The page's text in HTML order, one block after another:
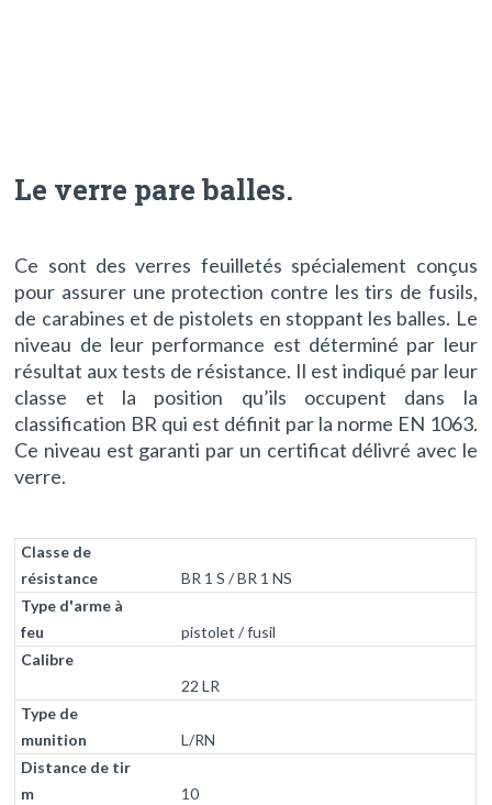
Le verre pare balles.
Ce sont des verres feuilletés spécialement conçus
pour assurer une protection contre les tirs de fusils,
de carabines et de pistolets en stoppant les balles. Le
niveau de leur performance est déterminé par leur
résultat aux tests de résistance. Il est indiqué par leur
classe et la position qu’ils occupent dans la
classification BR qui est définit par la norme EN 1063.
Ce niveau est garanti par un certificat délivré avec le
verre.
Classe de résistance Type d’arme à feu Calibre
BR 1 S / BR 1 NS
pistolet / fusil
22 LR
L/RN
10